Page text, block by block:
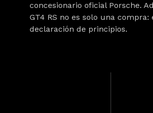
concesionario oficial Porsche.
GT4 RS no es solo una compra:
declaración de principios.